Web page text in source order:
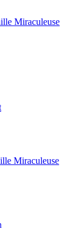
Miraculeuse
Miraculeuse